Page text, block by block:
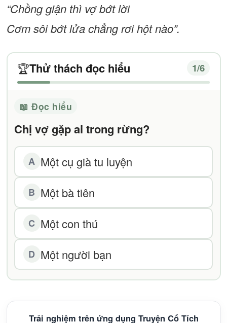
“Chồng giận thì vợ bớt lời
Cơm sôi bớt lửa chẳng rơi hột nào”.
🏆Thử thách đọc hiểu 1/6
📖 Đọc hiểu
Chị vợ gặp ai trong rừng?
A Một cụ già tu luyện
B Một bà tiên
C Một con thú
D Một người bạn
Trải nghiệm trên ứng dụng Truyện Cổ Tích